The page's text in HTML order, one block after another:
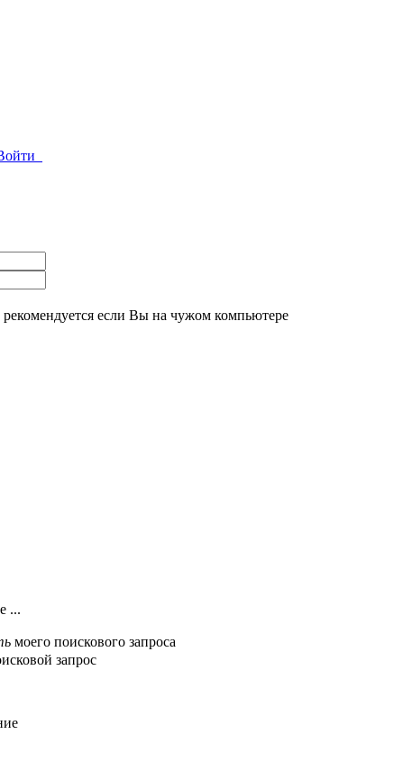
если Вы на чужом компьютере
...
моего поискового запроса
запрос